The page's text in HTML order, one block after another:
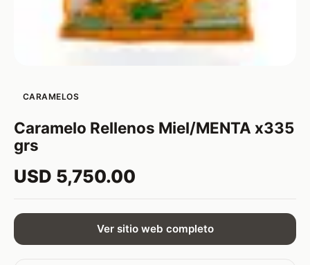
CARAMELOS
Caramelo Rellenos Miel/MENTA x335
grs
USD 5,750.00
Ver sitio web completo